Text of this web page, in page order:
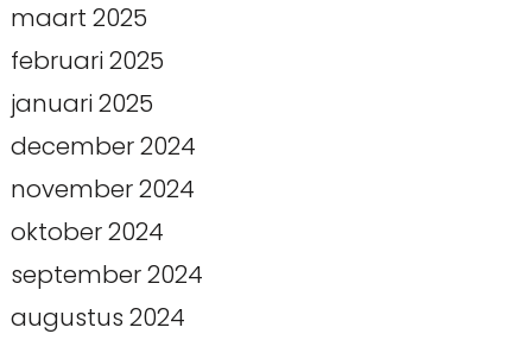
maart 2025
februari 2025
januari 2025
december 2024
november 2024
oktober 2024
september 2024
augustus 2024